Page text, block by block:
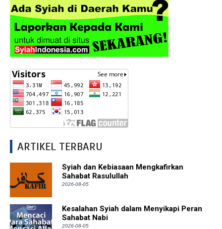
ARTIKEL TERBARU
Syiah dan Kebiasaan Mengkafirkan
Sahabat Rasulullah
2026-08-05
Kesalahan Syiah dalam Menyikapi Peran
Sahabat Nabi
2026-08-05